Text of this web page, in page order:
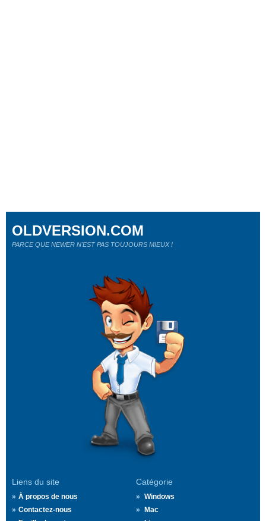
Liens du site
À propos de nous
Contactez-nous
Catégorie
Windows
Mac
OLDVERSION.COM
PARCE QUE NEWER N'EST PAS TOUJOURS MIEUX !